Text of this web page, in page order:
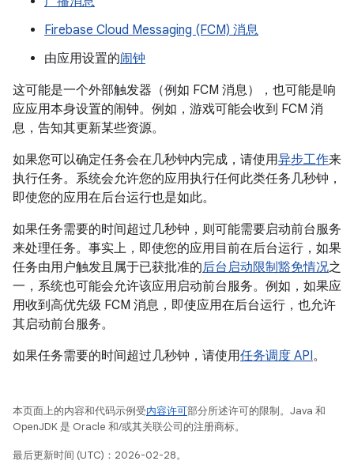
Firebase Cloud Messaging (FCM) 消息
由应用设置的闹钟
这可能是一个外部触发器（例如 FCM 消息），也可能是响
应应用本身设置的闹钟。例如，游戏可能会收到 FCM 消
息，告知其更新某些资源。
如果您可以确定任务会在几秒钟内完成，请使用异步工作来
执行任务。系统会允许您的应用执行任何此类任务几秒钟，
即使您的应用在后台运行也是如此。
如果任务需要的时间超过几秒钟，则可能需要启动前台服务
来处理任务。事实上，即使您的应用目前在后台运行，如果
任务由用户触发且属于已获批准的后台启动限制豁免情况之
一，系统也可能会允许该应用启动前台服务。例如，如果应
用收到高优先级 FCM 消息，即使应用在后台运行，也允许
其启动前台服务。
如果任务需要的时间超过几秒钟，请使用任务调度 API。
本页面上的内容和代码示例受内容许可部分所述许可的限制。Java 和
OpenJDK 是 Oracle 和/或其关联公司的注册商标。
最后更新时间 (UTC)：2026-02-28。